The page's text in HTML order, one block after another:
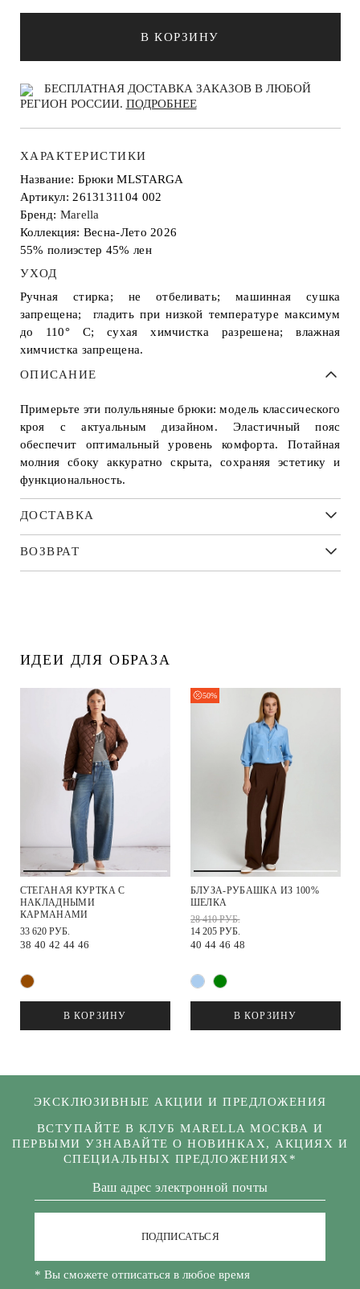
В КОРЗИНУ
БЕСПЛАТНАЯ ДОСТАВКА ЗАКАЗОВ В ЛЮБОЙ
РЕГИОН РОССИИ. ПОДРОБНЕЕ
ХАРАКТЕРИСТИКИ
Название: Брюки MLSTARGA
Артикул: 2613131104 002
Бренд: Marella
Коллекция: Весна-Лето 2026
55% полиэстер 45% лен
УХОД
Ручная стирка; не отбеливать; машинная сушка
запрещена; гладить при низкой температуре максимум
до 110° С; сухая химчистка разрешена; влажная
химчистка запрещена.
ОПИСАНИЕ
Примерьте эти полульняные брюки: модель классического
кроя с актуальным дизайном. Эластичный пояс
обеспечит оптимальный уровень комфорта. Потайная
молния сбоку аккуратно скрыта, сохраняя эстетику и
функциональность.
ДОСТАВКА
ВОЗВРАТ
ИДЕИ ДЛЯ ОБРАЗА
СТЕГАНАЯ КУРТКА С
НАКЛАДНЫМИ
КАРМАНАМИ
33 620 РУБ.
38 40 42 44 46
В КОРЗИНУ
50%
БЛУЗА-РУБАШКА ИЗ 100%
ШЕЛКА
28 410 РУБ.
14 205 РУБ.
40 44 46 48
В КОРЗИНУ
ЭКСКЛЮЗИВНЫЕ АКЦИИ И ПРЕДЛОЖЕНИЯ
ВСТУПАЙТЕ В КЛУБ MARELLA МОСКВА И
ПЕРВЫМИ УЗНАВАЙТЕ О НОВИНКАХ, АКЦИЯХ И
СПЕЦИАЛЬНЫХ ПРЕДЛОЖЕНИЯХ*
ПОДПИСАТЬСЯ
* Вы сможете отписаться в любое время